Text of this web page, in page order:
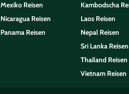
Mexiko Reisen
Nicaragua Reisen
Panama Reisen
Kambodscha
Laos Reisen
Nepal Reisen
Sri Lanka Reisen
Thailand Reisen
Vietnam Reisen